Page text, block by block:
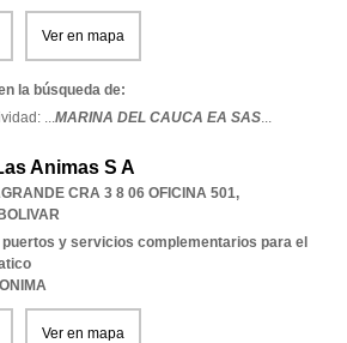
Ver en mapa
la búsqueda de:
...MARINA DEL CAUCA EA SAS...
Animas S A
CRA 3 8 06 OFICINA 501,
BOLIVAR
y servicios complementarios para el
Ver en mapa